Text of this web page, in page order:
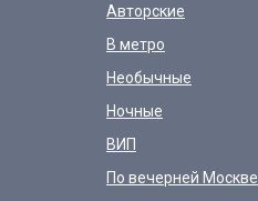
Авторские
В метро
Необычные
Ночные
ВИП
По вечерней Москве